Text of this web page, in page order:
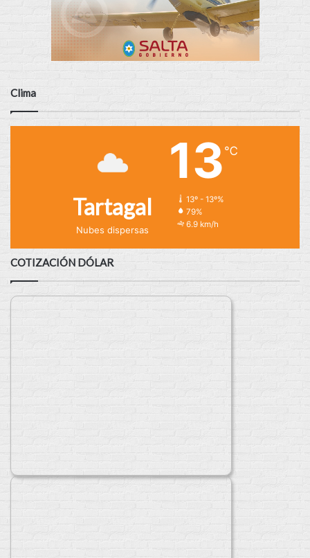
Clima
Tartagal
Nubes dispersas
13 ℃
13º - 13º%
79%
6.9 km/h
COTIZACIÓN DÓLAR